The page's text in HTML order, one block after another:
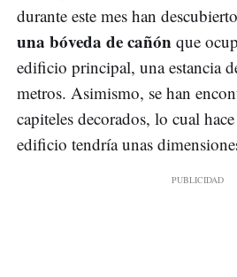
durante este mes han
una bóveda de cañón que
edificio principal, una estancia
metros. Asimismo, se han
capiteles decorados, lo cual
edificio tendría unas